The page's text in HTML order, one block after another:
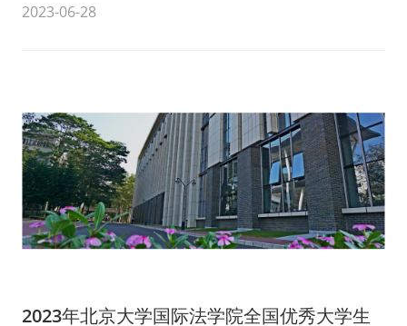
2023-06-28
2023年北京大学国际法学院全国优秀大学生